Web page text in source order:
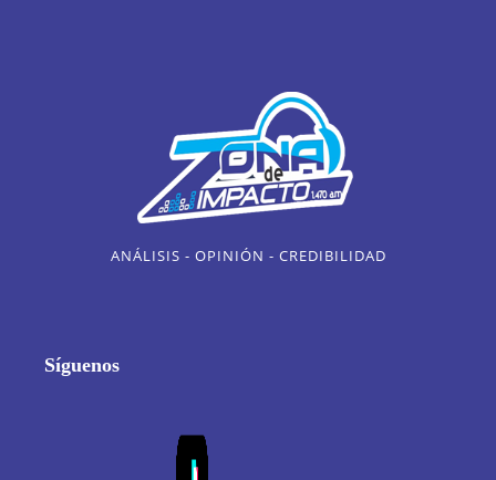
ANÁLISIS - OPINIÓN - CREDIBILIDAD
Síguenos